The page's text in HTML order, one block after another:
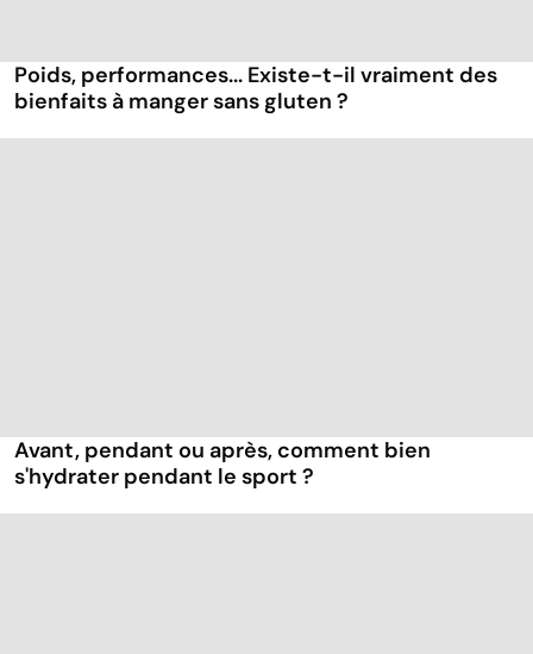
Poids, performances... Existe-t-il vraiment des
bienfaits à manger sans gluten ?
Avant, pendant ou après, comment bien
s'hydrater pendant le sport ?